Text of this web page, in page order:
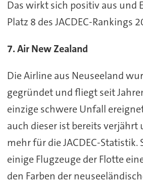
Das wirkt sich positiv aus und
Platz 8 des JACDEC-Rankings
7. Air New Zealand
Die Airline aus Neuseeland
gegründet und fliegt seit
einzige schwere Unfall
auch dieser ist bereits
mehr für die JACDEC-Statistik.
einige Flugzeuge der Flotte
den Farben der